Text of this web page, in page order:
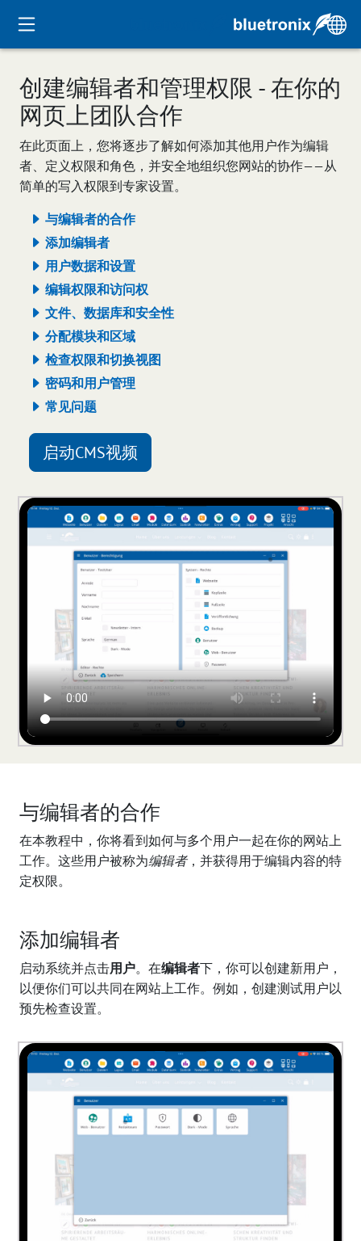
创建编辑者和管理权限 - 在你的
网页上团队合作
在此页面上，您将逐步了解如何添加其他用户作为编辑
者、定义权限和角色，并安全地组织您网站的协作——从
简单的写入权限到专家设置。
与编辑者的合作
添加编辑者
用户数据和设置
编辑权限和访问权
文件、数据库和安全性
分配模块和区域
检查权限和切换视图
密码和用户管理
常见问题
启动CMS视频
与编辑者的合作
在本教程中，你将看到如何与多个用户一起在你的网站上
工作。这些用户被称为编辑者，并获得用于编辑内容的特
定权限。
添加编辑者
启动系统并点击用户。在编辑者下，你可以创建新用户，
以便你们可以共同在网站上工作。例如，创建测试用户以
预先检查设置。